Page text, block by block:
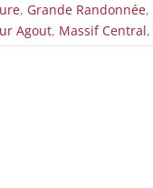
, Grande Randonnée,
Agout, Massif Central,